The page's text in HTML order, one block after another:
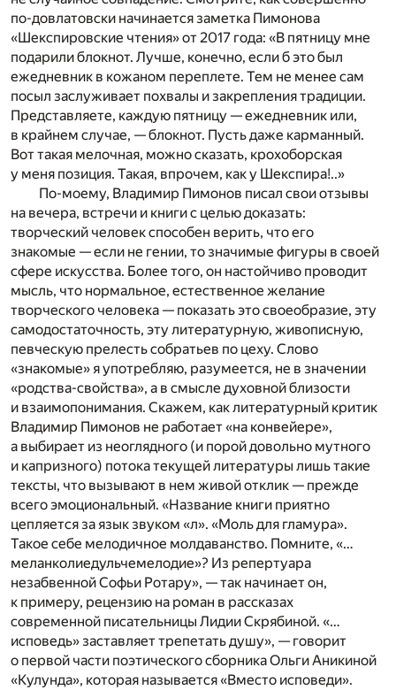
по-довлатовски начинается заметка Пимонова
«Шекспировские чтения» от 2017 года: «В пятницу мне
подарили блокнот. Лучше, конечно, если б это был
ежедневник в кожаном переплете. Тем не менее сам
посыл заслуживает похвалы и закрепления традиции.
Представляете, каждую пятницу — ежедневник или,
в крайнем случае, — блокнот. Пусть даже карманный.
Вот такая мелочная, можно сказать, крохоборская
у меня позиция. Такая, впрочем, как у Шекспира!..»
По-моему, Владимир Пимонов писал свои отзывы
на вечера, встречи и книги с целью доказать:
творческий человек способен верить, что его
знакомые — если не гении, то значимые фигуры в своей
сфере искусства. Более того, он настойчиво проводит
мысль, что нормальное, естественное желание
творческого человека — показать это своеобразие, эту
самодостаточность, эту литературную, живописную,
певческую прелесть собратьев по цеху. Слово
«знакомые» я употребляю, разумеется, не в значении
«родства-свойства», а в смысле духовной близости
и взаимопонимания. Скажем, как литературный критик
Владимир Пимонов не работает «на конвейере»,
а выбирает из неоглядного (и порой довольно мутного
и капризного) потока текущей литературы лишь такие
тексты, что вызывают в нем живой отклик — прежде
всего эмоциональный. «Название книги приятно
цепляется за язык звуком «л». «Моль для гламура».
Такое себе мелодичное молдаванство. Помните, «…
меланколиедульчемелодие»? Из репертуара
незабвенной Софьи Ротару», — так начинает он,
к примеру, рецензию на роман в рассказах
современной писательницы Лидии Скрябиной. «…
исповедь» заставляет трепетать душу», — говорит
о первой части поэтического сборника Ольги Аникиной
«Кулунда», которая называется «Вместо исповеди».